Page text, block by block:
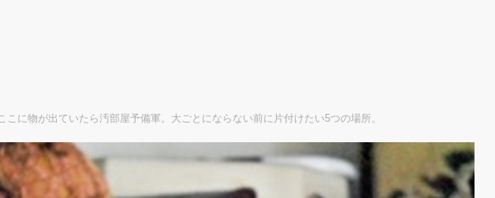
こに物が出ていたら汚部屋予備軍。大ごとにならない前に片付けたい5つの場所。